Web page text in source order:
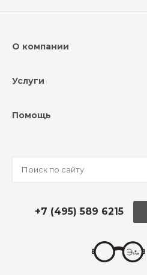
О компании
Услуги
Помощь
+7 (495) 589 6215